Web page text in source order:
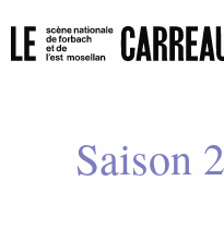
Saison